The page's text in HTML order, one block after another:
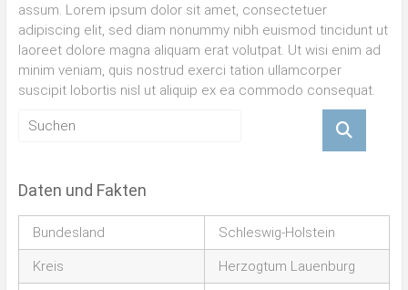
assum. Lorem ipsum dolor sit amet, consectetuer
adipiscing elit, sed diam nonummy nibh euismod tincidunt ut
laoreet dolore magna aliquam erat volutpat. Ut wisi enim ad
minim veniam, quis nostrud exerci tation ullamcorper
suscipit lobortis nisl ut aliquip ex ea commodo consequat.
Daten und Fakten
Bundesland Schleswig-Holstein
Kreis Herzogtum Lauenburg